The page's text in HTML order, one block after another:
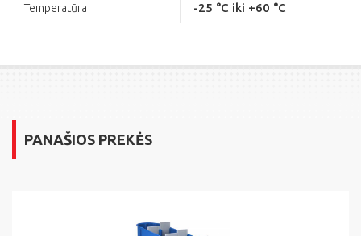
Temperatūra -25 °C iki +60 °C
PANAŠIOS PREKĖS